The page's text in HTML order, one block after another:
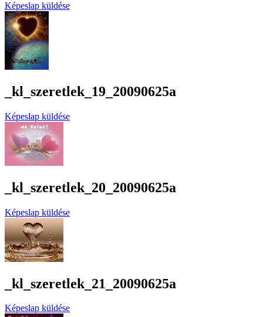
Képeslap küldése
_kl_szeretlek_19_20090625a
Képeslap küldése
_kl_szeretlek_20_20090625a
Képeslap küldése
_kl_szeretlek_21_20090625a
Képeslap küldése